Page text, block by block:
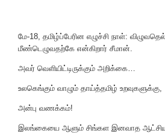
மே-18, தமிழ்ப்பேரின எழுச்சி நாள்:
மீண்டெழுவதற்கே என்கிறார் சீமான்.
அவர் வெளியிட்டிருக்கும் அறிக்கை…
உலகெங்கும் வாழும் தாய்த்தமிழ் உறவுகளுக்கு,
அன்பு வணக்கம்!
இலங்கையை ஆளும் சிங்கள இனவாத